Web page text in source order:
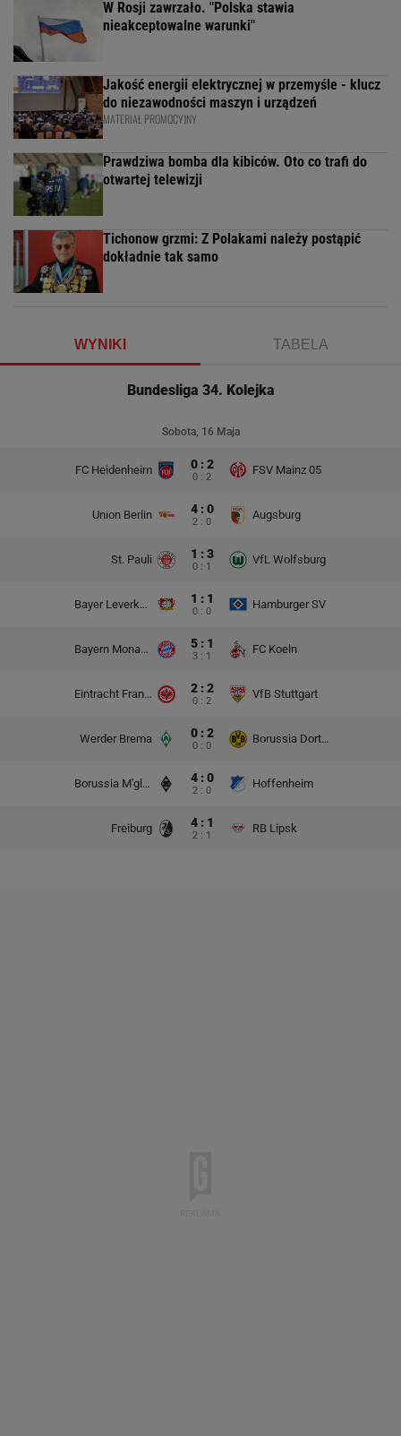
W Rosji zawrzało. "Polska stawia
nieakceptowalne warunki"
Jakość energii elektrycznej w przemyśle - klucz
do niezawodności maszyn i urządzeń
MATERIAŁ PROMOCYJNY
Prawdziwa bomba dla kibiców. Oto co trafi do
otwartej telewizji
Tichonow grzmi: Z Polakami należy postąpić
dokładnie tak samo
WYNIKI TABELA
Bundesliga 34. Kolejka
Sobota, 16 Maja
FC Heidenheim 0 : 2
0 : 2
FSV Mainz 05
Union Berlin 4 : 0
2 : 0
Augsburg
St. Pauli 1 : 3
0 : 1
VfL Wolfsburg
Bayer Leverkusen 1 : 1
0 : 0
Hamburger SV
Bayern Monachium 5 : 1
3 : 1
FC Koeln
Eintracht Frankfurt 2 : 2
0 : 2
VfB Stuttgart
Werder Brema 0 : 2
0 : 0
Borussia Dortmund
Borussia M'gladbach 4 : 0
2 : 0
Hoffenheim
Freiburg 4 : 1
2 : 1
RB Lipsk